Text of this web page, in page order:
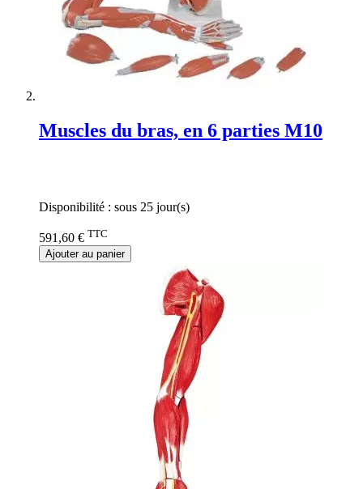
Muscles du bras, en 6 parties M10
Disponibilité : sous 25 jour(s)
591,60 € TTC
Ajouter au panier